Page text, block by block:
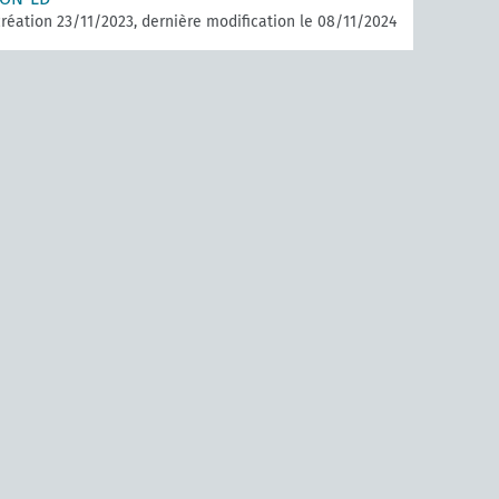
23/11/2023, dernière modification le 08/11/2024